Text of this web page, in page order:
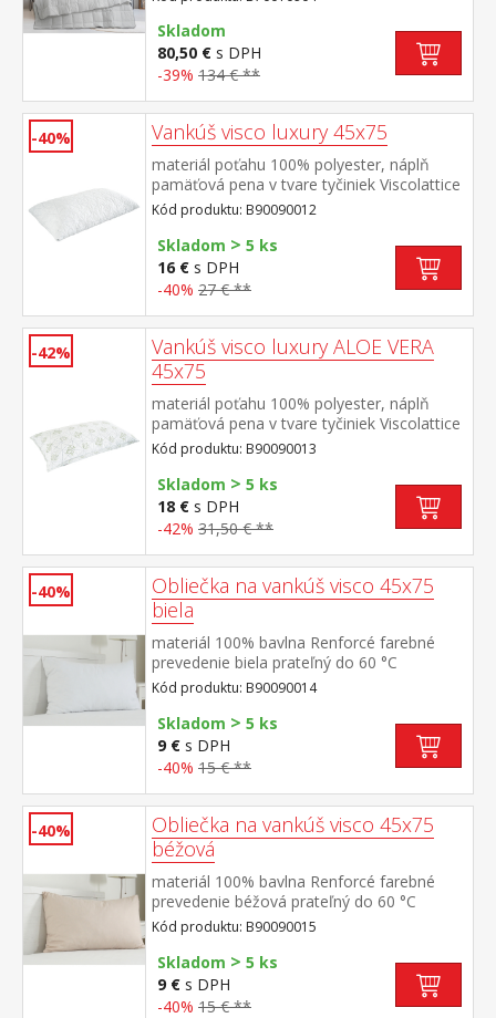
Skladom
80,50 € s DPH
-39% 134 € **
-40% Vankúš visco luxury 45x75
materiál poťahu 100% polyester, náplň
pamäťová pena v tvare tyčiniek Viscolattice
MEMORY termosenzitívny, tvarová pamäť,
elegantne prešitý poťah prateľný do 30 °C
Kód produktu: B90090012
Skladom > 5 ks
16 € s DPH
-40% 27 € **
-42%
Vankúš visco luxury ALOE VERA
45x75
materiál poťahu 100% polyester, náplň
pamäťová pena v tvare tyčiniek Viscolattice
MEMORY termosenzitívny, tvarová pamäť,
elegantne prešitý poťah s ALOE
VERA prateľný do 30 °C
Kód produktu: B90090013
Skladom > 5 ks
18 € s DPH
-42% 31,50 € **
-40%
Obliečka na vankúš visco 45x75
biela
materiál 100% bavlna Renforcé farebné
prevedenie biela prateľný do 60 °C
Kód produktu: B90090014
Skladom > 5 ks
9 € s DPH
-40% 15 € **
-40%
Obliečka na vankúš visco 45x75
béžová
materiál 100% bavlna Renforcé farebné
prevedenie béžová prateľný do 60 °C
Kód produktu: B90090015
Skladom > 5 ks
9 € s DPH
-40% 15 € **